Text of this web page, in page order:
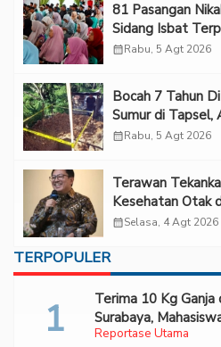
81 Pasangan
Sidang Isbat
calendar_monthRabu, 5 Agt 2026
Bocah 7 Tahun
Sumur di Tapsel,
calendar_monthRabu, 5 Agt 2026
Terawan
Kesehatan Otak
Forum 2026 UPN
calendar_monthSelasa, 4 Agt 2026
TERPOPULER
Reportase Utama
Terima 10 Kg
Surabaya,
Bareskrim